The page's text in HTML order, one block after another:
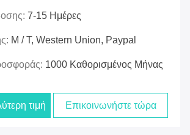
7-15 Ημέρες
Μ / Τ, Western Union, Paypal
1000 Καθορισμένος Μήνας
τιμή Επικοινωνήστε τώρα